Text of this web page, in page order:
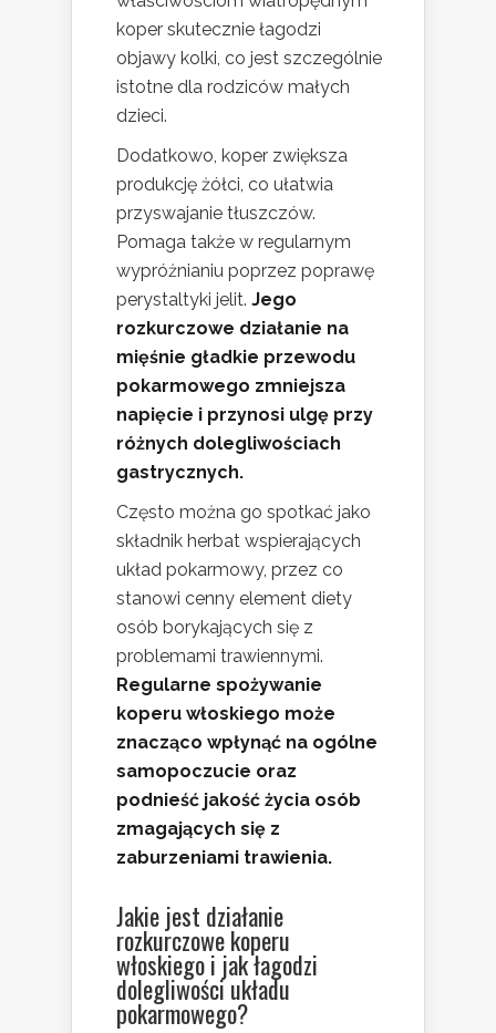
koper skutecznie łagodzi
objawy kolki, co jest szczególnie
istotne dla rodziców małych
dzieci.
Dodatkowo, koper zwiększa
produkcję żółci, co ułatwia
przyswajanie tłuszczów.
Pomaga także w regularnym
wypróżnianiu poprzez poprawę
perystaltyki jelit. Jego
rozkurczowe działanie na
mięśnie gładkie przewodu
pokarmowego zmniejsza
napięcie i przynosi ulgę przy
różnych dolegliwościach
gastrycznych.
Często można go spotkać jako
składnik herbat wspierających
układ pokarmowy, przez co
stanowi cenny element diety
osób borykających się z
problemami trawiennymi.
Regularne spożywanie
koperu włoskiego może
znacząco wpłynąć na ogólne
samopoczucie oraz
podnieść jakość życia osób
zmagających się z
zaburzeniami trawienia.
Jakie jest działanie
rozkurczowe koperu
włoskiego i jak łagodzi
dolegliwości układu
pokarmowego?